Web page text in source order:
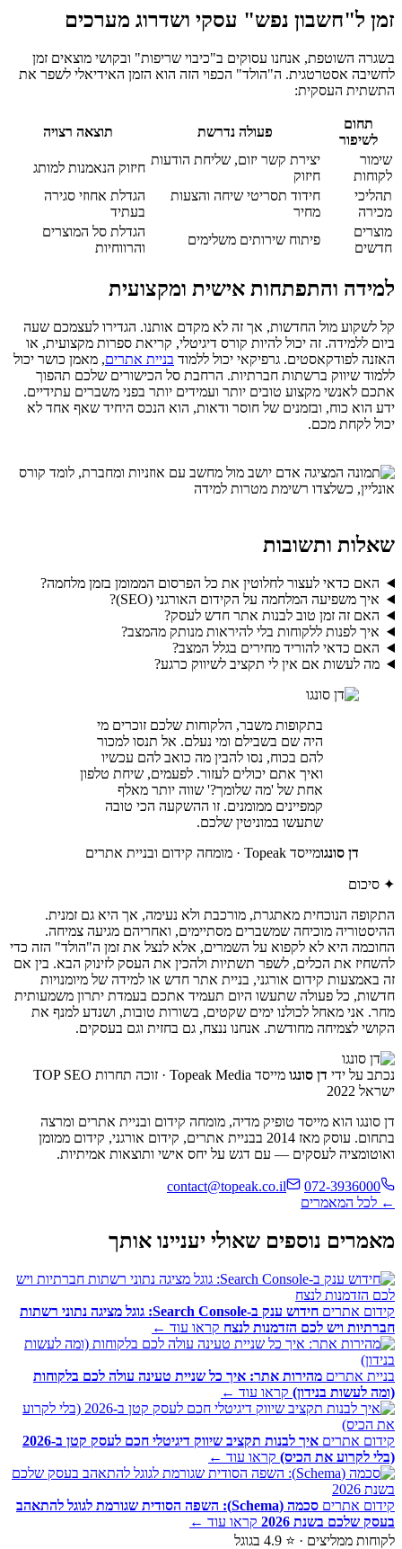
זמן ל"חשבון נפש" עסקי ושדרוג מערכים
בשגרה השוטפת, אנחנו עסוקים ב"כיבוי שריפות" ובקושי מוצאים זמן
לחשיבה אסטרטגית. ה"הולד" הכפוי הזה הוא הזמן האידיאלי לשפר את
התשתית העסקית:
תחום
לשיפור
פעולה נדרשת
תוצאה רצויה
שימור
לקוחות
יצירת קשר יזום, שליחת הודעות
חיזוק
חיזוק הנאמנות למותג
תהליכי
מכירה
חידוד תסריטי שיחה והצעות
מחיר
הגדלת אחוזי סגירה
בעתיד
מוצרים
חדשים
פיתוח שירותים משלימים
הגדלת סל המוצרים
והרווחיות
למידה והתפתחות אישית ומקצועית
קל לשקוע מול החדשות, אך זה לא מקדם אותנו. הגדירו לעצמכם שעה
ביום ללמידה. זה יכול להיות קורס דיגיטלי, קריאת ספרות מקצועית, או
האזנה לפודקאסטים. גרפיקאי יכול ללמוד בניית אתרים, מאמן כושר יכול
ללמוד שיווק ברשתות חברתיות. הרחבת סל הכישורים שלכם תהפוך
אתכם לאנשי מקצוע טובים יותר ועמידים יותר בפני משברים עתידיים.
ידע הוא כוח, ובזמנים של חוסר ודאות, הוא הנכס היחיד שאף אחד לא
יכול לקחת מכם.
שאלות ותשובות
האם כדאי לעצור לחלוטין את כל הפרסום הממומן בזמן מלחמה?
איך משפיעה המלחמה על הקידום האורגני (SEO)?
האם זה זמן טוב לבנות אתר חדש לעסק?
איך לפנות ללקוחות בלי להיראות מנותק מהמצב?
האם כדאי להוריד מחירים בגלל המצב?
מה לעשות אם אין לי תקציב לשיווק כרגע?
בתקופות משבר, הלקוחות שלכם זוכרים מי
היה שם בשבילם ומי נעלם. אל תנסו למכור
להם בכוח, נסו להבין מה כואב להם עכשיו
ואיך אתם יכולים לעזור. לפעמים, שיחת טלפון
אחת של 'מה שלומך?' שווה יותר מאלף
קמפיינים ממומנים. זו ההשקעה הכי טובה
שתעשו במוניטין שלכם.
דן סונגומייסד Topeak · מומחה קידום ובניית אתרים
✦ סיכום
התקופה הנוכחית מאתגרת, מורכבת ולא נעימה, אך היא גם זמנית.
ההיסטוריה מוכיחה שמשברים מסתיימים, ואחריהם מגיעה צמיחה.
החוכמה היא לא לקפוא על השמרים, אלא לנצל את זמן ה"הולד" הזה כדי
להשחיז את הכלים, לשפר תשתיות ולהכין את העסק לזינוק הבא. בין אם
זה באמצעות קידום אורגני, בניית אתר חדש או למידה של מיומנויות
חדשות, כל פעולה שתעשו היום תעמיד אתכם בעמדת יתרון משמעותית
מחר. אני מאחל לכולנו ימים שקטים, בשורות טובות, ושנדע למנף את
הקושי לצמיחה מחודשת. אנחנו ננצח, גם בחזית וגם בעסקים.
נכתב על ידי דן סונגו
מייסד Topeak Media · זוכה תחרות TOP SEO
ישראל 2022
דן סונגו הוא מייסד טופיק מדיה, מומחה קידום ובניית אתרים ומרצה
בתחום. עוסק מאז 2014 בבניית אתרים, קידום אורגני, קידום ממומן
ואוטומציה לעסקים — עם דגש על יחס אישי ותוצאות אמיתיות.
072-3936000
contact@topeak.co.il
← לכל המאמרים
מאמרים נוספים שאולי יעניינו אותך
קידום אתרים
חידוש ענק ב-Search Console: גוגל מציגה נתוני רשתות
חברתיות ויש לכם הזדמנות לנצח קראו עוד ←
בניית אתרים מהירות אתר: איך כל שניית טעינה עולה לכם בלקוחות
(ומה לעשות בנידון) קראו עוד ←
קידום אתרים
איך לבנות תקציב שיווק דיגיטלי חכם לעסק קטן ב-2026
(בלי לקרוע את הכיס) קראו עוד ←
קידום אתרים
סכמה (Schema): השפה הסודית שגורמת לגוגל להתאהב
בעסק שלכם בשנת 2026
קראו עוד ←
לקוחות ממליצים · ⭐ 4.9 בגוגל